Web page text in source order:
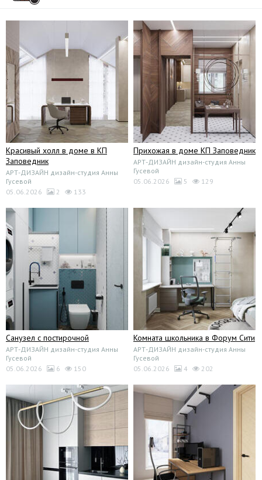
Красивый холл в доме в КП
Заповедник
АРТ-ДИЗАЙН дизайн-студия Анны
Гусевой
05.06.2026
2 133
Прихожая в доме КП Заповедник
АРТ-ДИЗАЙН дизайн-студия Анны
Гусевой
05.06.2026
5 129
Санузел с постирочной
АРТ-ДИЗАЙН дизайн-студия Анны
Гусевой
05.06.2026
6 150
Комната школьника в Форум Сити
АРТ-ДИЗАЙН дизайн-студия Анны
Гусевой
05.06.2026
4 202